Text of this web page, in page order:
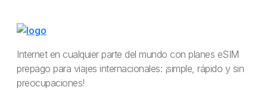
Internet en cualquier parte del mundo con planes eSIM
prepago para viajes internacionales: ¡simple, rápido y sin
preocupaciones!